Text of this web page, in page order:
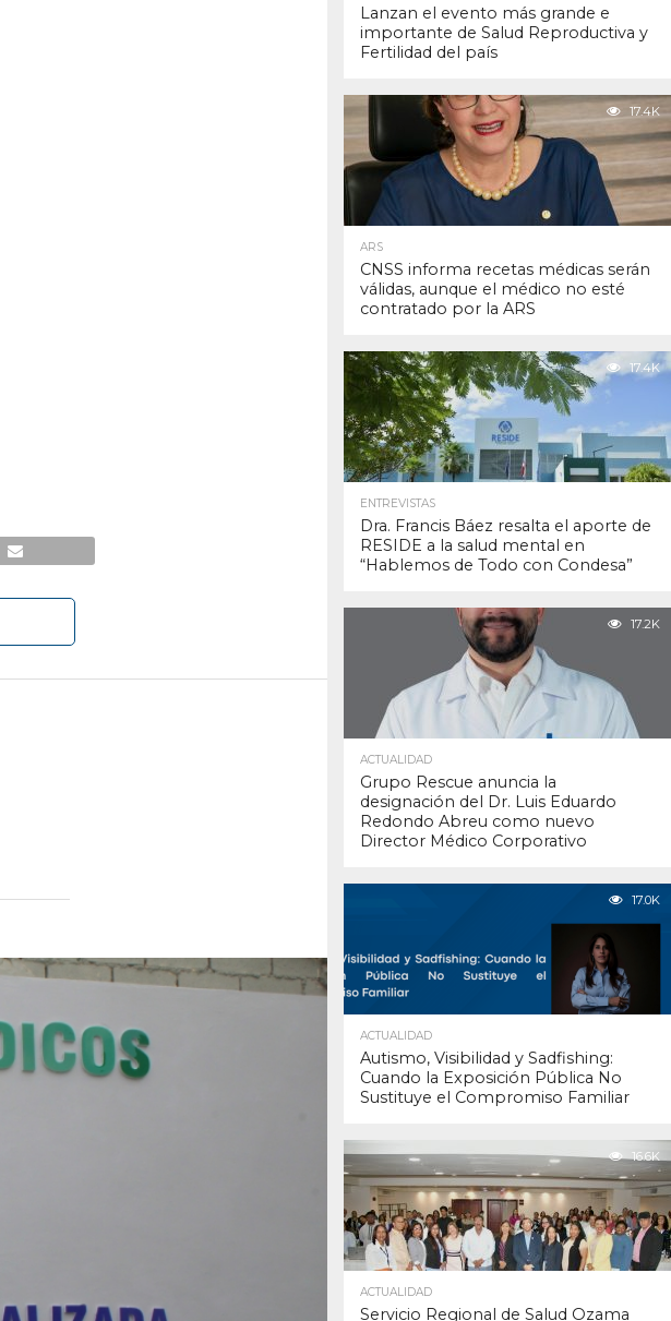
Lanzan el evento más grande e
importante de Salud Reproductiva y
Fertilidad del país
17.4K
ARS
CNSS informa recetas médicas serán
válidas, aunque el médico no esté
contratado por la ARS
17.4K
ENTREVISTAS
Dra. Francis Báez resalta el aporte de
RESIDE a la salud mental en
“Hablemos de Todo con Condesa”
17.2K
ACTUALIDAD
Grupo Rescue anuncia la
designación del Dr. Luis Eduardo
Redondo Abreu como nuevo
Director Médico Corporativo
17.0K
ACTUALIDAD
Autismo, Visibilidad y Sadfishing:
Cuando la Exposición Pública No
Sustituye el Compromiso Familiar
16.6K
ACTUALIDAD
Servicio Regional de Salud Ozama